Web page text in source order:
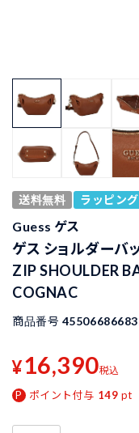
送料無料 ラッピング
Guess ゲス
ゲス ショルダーバ
ZIP SHOULDER
COGNAC
商品番号
¥16,390税込
ポイント付与 149 pt